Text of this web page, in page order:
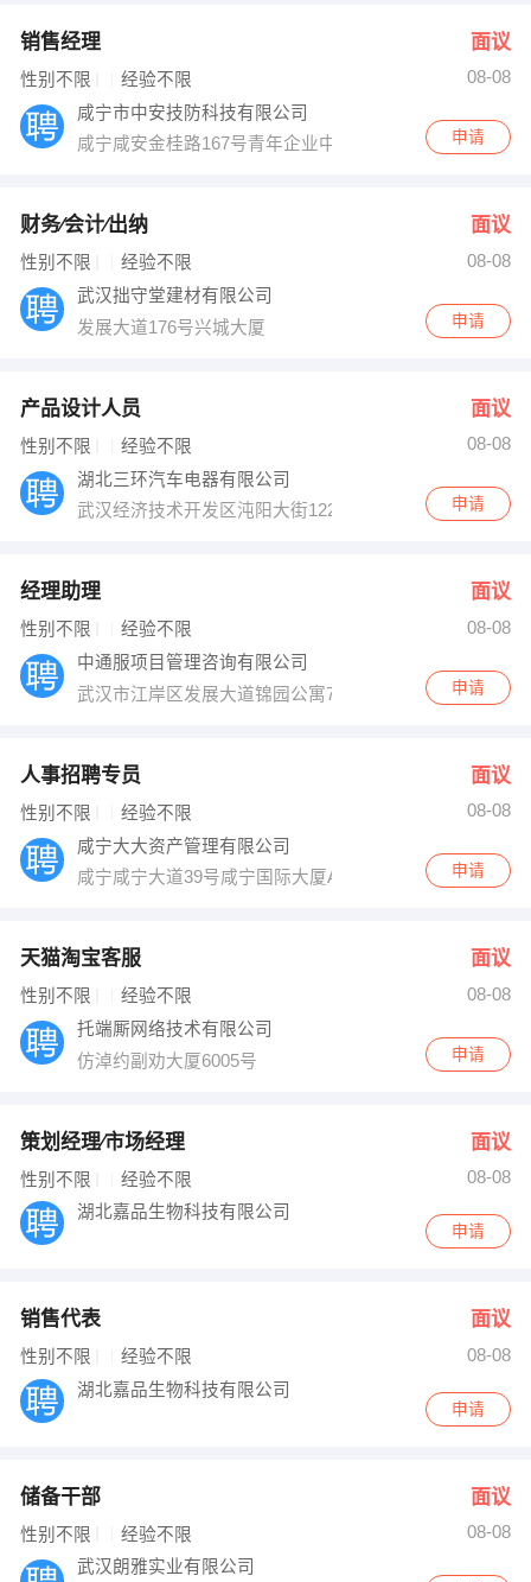
销售经理 面议
性别不限 经验不限
08-08
咸宁市中安技防科技有限公司
咸宁咸安金桂路167号青年企业中心
申请
财务∕会计∕出纳 面议
性别不限 经验不限
08-08
武汉拙守堂建材有限公司
发展大道176号兴城大厦
申请
产品设计人员 面议
性别不限 经验不限
08-08
湖北三环汽车电器有限公司
武汉经济技术开发区沌阳大街122号
申请
经理助理 面议
性别不限 经验不限
08-08
中通服项目管理咨询有限公司
武汉市江岸区发展大道锦园公寓7栋1单元501
申请
人事招聘专员 面议
性别不限 经验不限
08-08
咸宁大大资产管理有限公司
咸宁咸宁大道39号咸宁国际大厦A座4楼
申请
天猫淘宝客服 面议
性别不限 经验不限
08-08
托端厮网络技术有限公司
仿淖约副劝大厦6005号
申请
策划经理∕市场经理 面议
性别不限 经验不限
08-08
湖北嘉品生物科技有限公司
申请
销售代表 面议
性别不限 经验不限
08-08
湖北嘉品生物科技有限公司
申请
储备干部 面议
性别不限 经验不限
08-08
武汉朗雅实业有限公司